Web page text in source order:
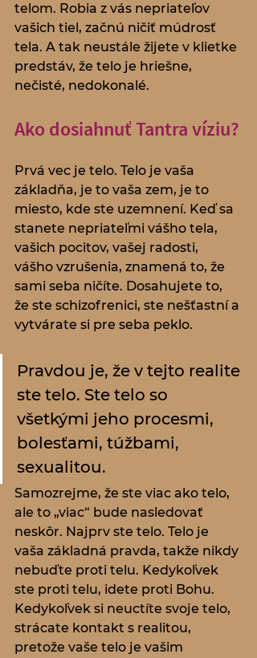
telom. Robia z vás nepriateľov
vašich tiel, začnú ničiť múdrosť
tela. A tak neustále žijete v klietke
predstáv, že telo je hriešne,
nečisté, nedokonalé.
Ako dosiahnuť Tantra víziu?
Prvá vec je telo. Telo je vaša
základňa, je to vaša zem, je to
miesto, kde ste uzemnení. Keď sa
stanete nepriateľmi vášho tela,
vašich pocitov, vašej radosti,
vášho vzrušenia, znamená to, že
sami seba ničíte. Dosahujete to,
že ste schizofrenici, ste nešťastní a
vytvárate si pre seba peklo.
Pravdou je, že v tejto realite
ste telo. Ste telo so
všetkými jeho procesmi,
bolesťami, túžbami,
sexualitou.
Samozrejme, že ste viac ako telo,
ale to „viac“ bude nasledovať
neskôr. Najprv ste telo. Telo je
vaša základná pravda, takže nikdy
nebuďte proti telu. Kedykoľvek
ste proti telu, idete proti Bohu.
Kedykoľvek si neuctíte svoje telo,
strácate kontakt s realitou,
pretože vaše telo je vašim